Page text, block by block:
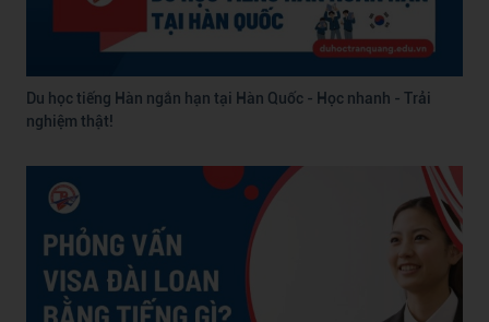
Du học tiếng Hàn ngắn hạn tại Hàn Quốc - Học nhanh - Trải
nghiệm thật!